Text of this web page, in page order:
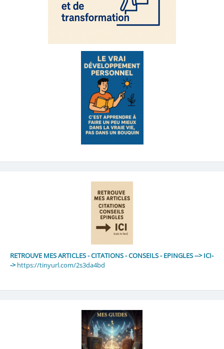
RETROUVE MES ARTICLES - CITATIONS - CONSEILS - EPINGLES --> ICI-
-> https://tinyurl.com/2s3da4bd